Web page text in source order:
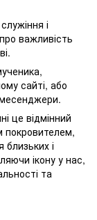
і
важливість
сайті, або
це відмінний
покровителем,
і
ікону у нас,
та